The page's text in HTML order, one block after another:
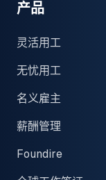
产品
灵活用工
无忧用工
名义雇主
薪酬管理
Foundire